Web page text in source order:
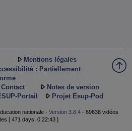
Mentions légales
: Partiellement
Contact
Notes de version
Portail
Projet Esup-Pod
nationale - Version 3.8.4- 69638 vidéos
[ 471 days, 0:22:43 ]